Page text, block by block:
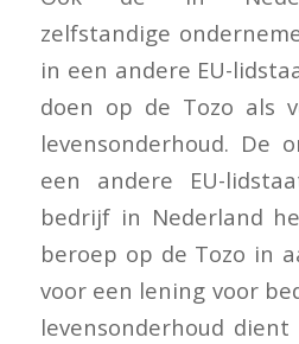
zelfstandige
in een andere EU-
doen op de Tozo als
levensonderhoud. De
een andere EU-
bedrijf in Nederland
beroep op de Tozo in
voor een lening voor
levensonderhoud